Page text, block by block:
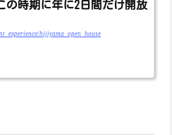
の時期に年に2日間だけ開放
hijiyama_open_house